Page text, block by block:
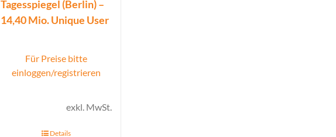
Tagesspiegel (Berlin) –
14,40 Mio. Unique User
Für Preise bitte
einloggen/registrieren
exkl. MwSt.
Details